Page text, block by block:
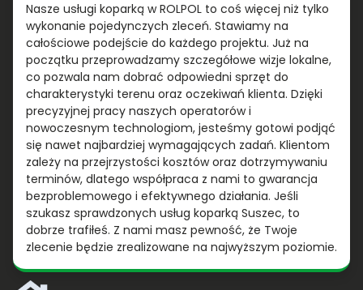
Nasze usługi koparką w ROLPOL to coś więcej niż tylko
wykonanie pojedynczych zleceń. Stawiamy na
całościowe podejście do każdego projektu. Już na
początku przeprowadzamy szczegółowe wizje lokalne,
co pozwala nam dobrać odpowiedni sprzęt do
charakterystyki terenu oraz oczekiwań klienta. Dzięki
precyzyjnej pracy naszych operatorów i
nowoczesnym technologiom, jesteśmy gotowi podjąć
się nawet najbardziej wymagających zadań. Klientom
zależy na przejrzystości kosztów oraz dotrzymywaniu
terminów, dlatego współpraca z nami to gwarancja
bezproblemowego i efektywnego działania. Jeśli
szukasz sprawdzonych usług koparką Suszec, to
dobrze trafiłeś. Z nami masz pewność, że Twoje
zlecenie będzie zrealizowane na najwyższym poziomie.